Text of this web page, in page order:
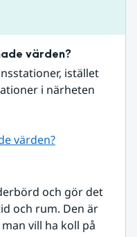
värden?
istället
i närheten
värden?
och gör det
och rum. Den är
vill ha koll på